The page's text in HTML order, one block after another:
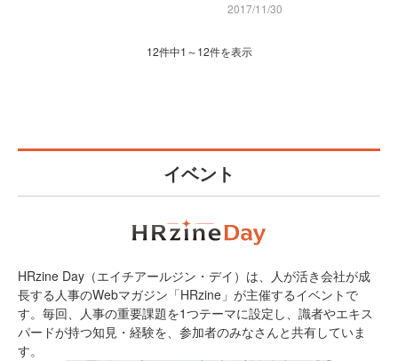
2017/11/30
12件中1～12件を表示
イベント
HRzine Day（エイチアールジン・デイ）は、人が活き会社が成
長する人事のWebマガジン「HRzine」が主催するイベントで
す。毎回、人事の重要課題を1つテーマに設定し、識者やエキス
パードが持つ知見・経験を、参加者のみなさんと共有していま
す。